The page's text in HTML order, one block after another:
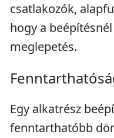
csatlakozók,
hogy a
meglepetés.
Egy alkatrész
fenntarthatóbb